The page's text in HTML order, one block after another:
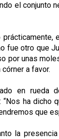
el conjunto
fue otro que
por unas
a favor.
en rueda
ha dicho
que
la